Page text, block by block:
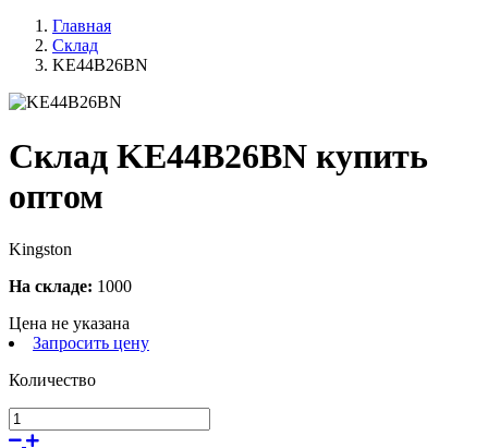
Главная
Склад
KE44B26BN
Склад KE44B26BN купить
оптом
Kingston
На складе: 1000
Цена не указана
Запросить цену
Количество